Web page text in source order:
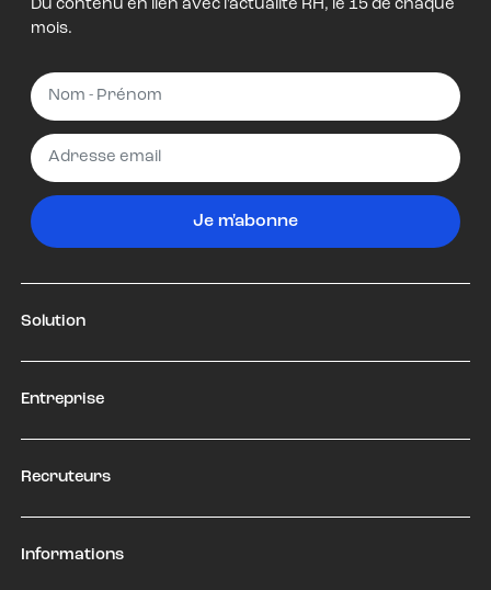
Du contenu en lien avec l'actualité RH, le 15 de chaque
mois.
Je m'abonne
Solution
Entreprise
Recruteurs
Informations